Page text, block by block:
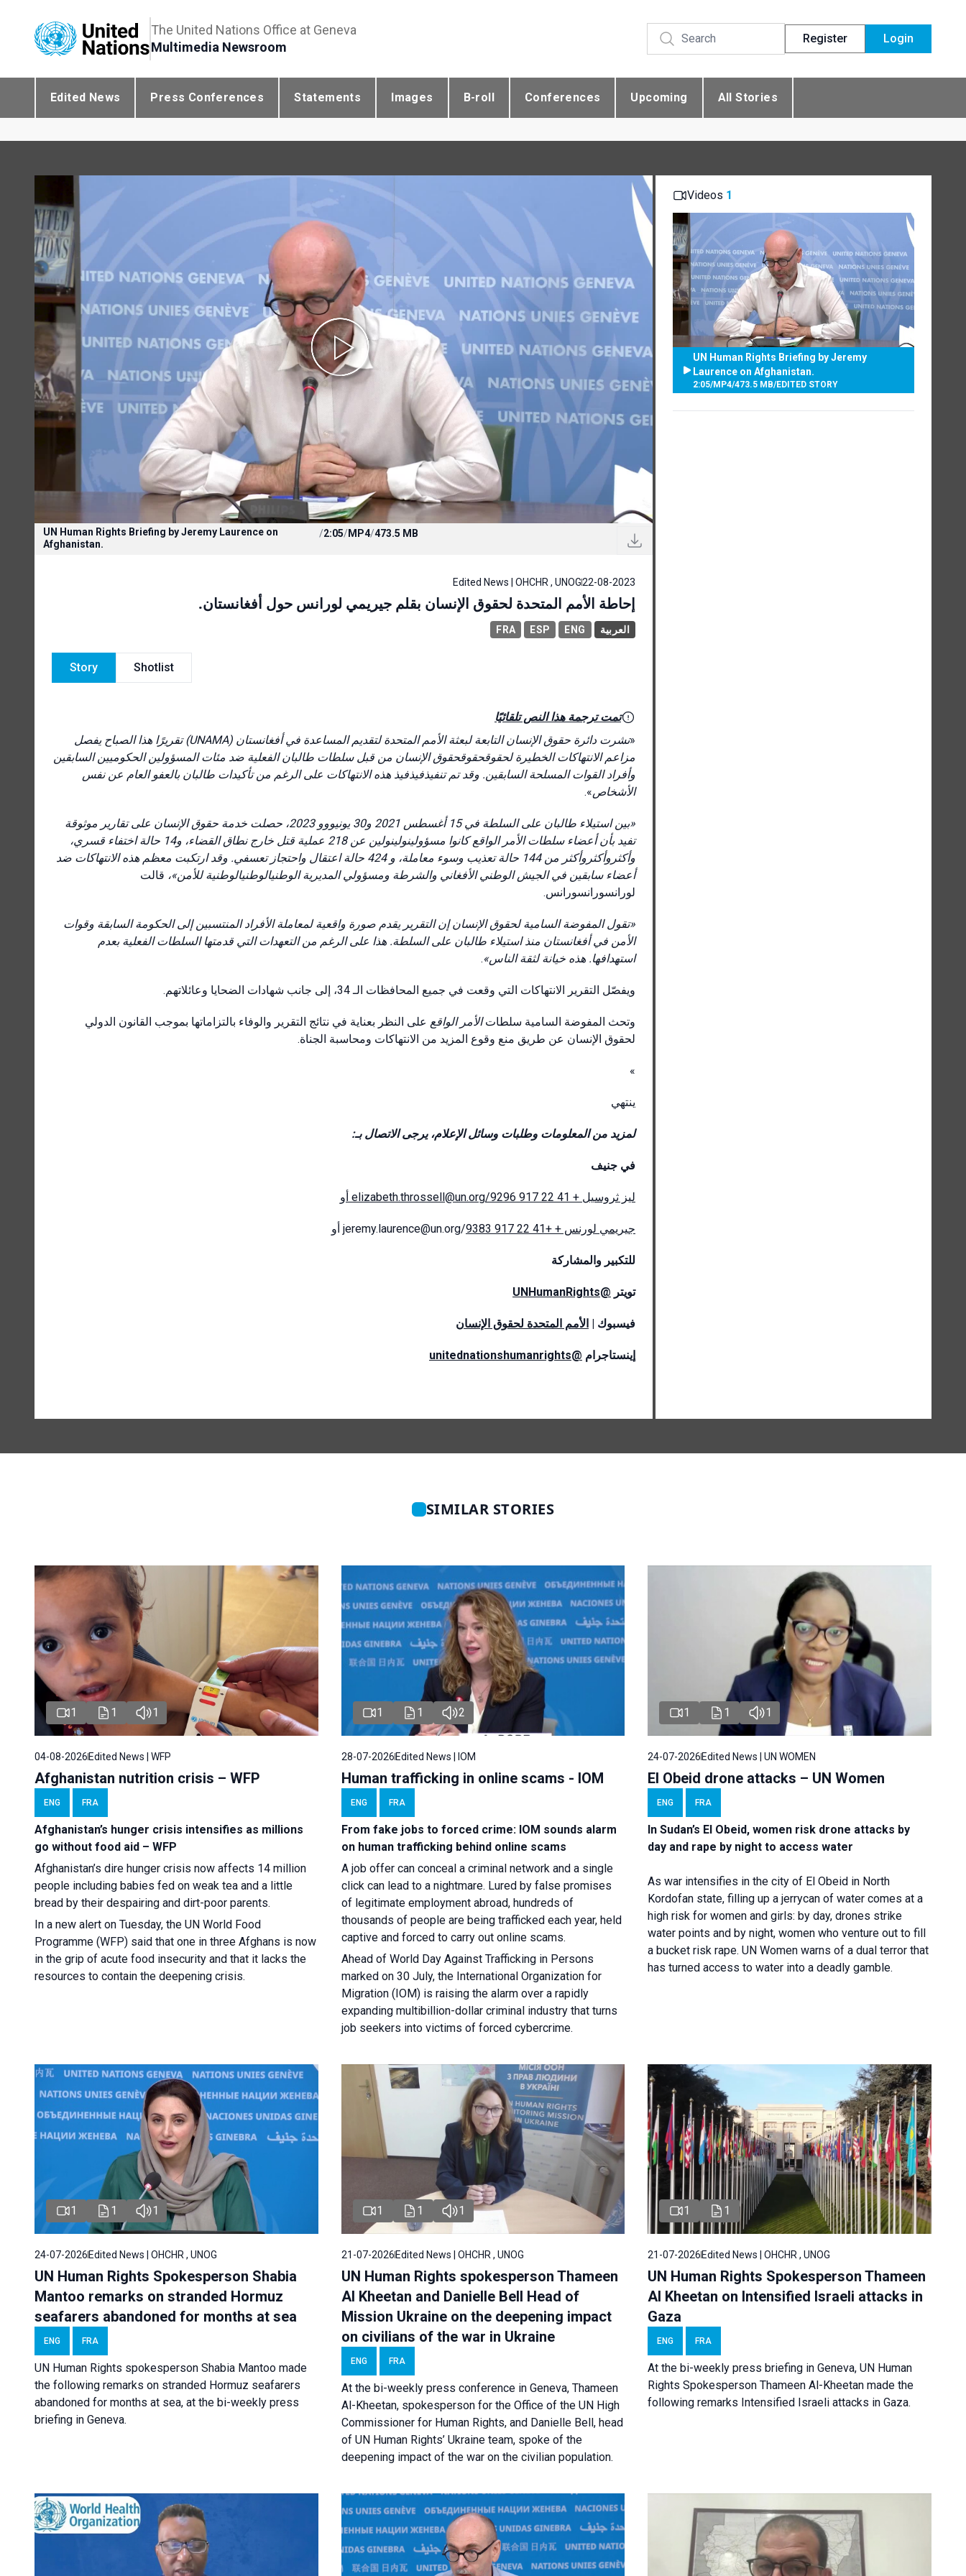
The United Nations Office at Geneva
Multimedia Newsroom
Register Login
Edited News Press Conferences Statements Images B-roll Conferences Upcoming All Stories
UN Human Rights Briefing by Jeremy Laurence on
Afghanistan.
/2:05/MP4/473.5 MB
22-08-2023
Edited News | OHCHR , UNOG
إحاطة الأمم المتحدة لحقوق الإنسان بقلم جيريمي لورانس حول أفغانستان.
العربية ENG
ESP
FRA
Story Shotlist
تمت ترجمة هذا النص تلقائيًا
«
نشرت دائرة حقوق الإنسان التابعة لبعثة الأمم المتحدة لتقديم المساعدة في أفغانستان (UNAMA) تقريرًا هذا الصباح يفصل
مزاعم الانتهاكات الخطيرة لحقوقحقوقحقوق الإنسان من قبل سلطات طالبان الفعلية ضد مئات المسؤولين الحكوميين السابقين
وأفراد القوات المسلحة السابقين. وقد تم تنفيذفيذفيذ هذه الانتهاكات على الرغم من تأكيدات طالبان بالعفو العام عن نفس
الأشخاص».
«بين استيلاء طالبان على السلطة في 15 أغسطس 2021 و30 يونيووو 2023، حصلت خدمة حقوق الإنسان على تقارير موثوقة
تفيد بأن أعضاء سلطات الأمر الواقع كانوا مسؤولينولينولين عن 218 عملية قتل خارج نطاق القضاء، و14 حالة اختفاء قسري،
وأكثروأكثروأكثر من 144 حالة تعذيب وسوء معاملة، و 424 حالة اعتقال واحتجاز تعسفي.
وقد ارتكبت معظم هذه الانتهاكات ضد
أعضاء سابقين في الجيش الوطني الأفغاني والشرطة ومسؤولي المديرية الوطنيالوطنيالوطنية للأمن»، قالت
لورانسورانسورانس.
«تقول المفوضة السامية لحقوق الإنسان إن التقرير يقدم صورة واقعية لمعاملة الأفراد المنتسبين إلى الحكومة السابقة وقوات
الأمن في أفغانستان منذ استيلاء طالبان على السلطة. هذا على الرغم من التعهدات التي قدمتها السلطات الفعلية بعدم
استهدافها. هذه خيانة لثقة الناس».
ويفصّل التقرير الانتهاكات التي وقعت في جميع المحافظات الـ 34، إلى جانب شهادات الضحايا وعائلاتهم.
وتحث المفوضة السامية سلطاتالأمر الواقع على النظر بعناية في نتائج التقرير والوفاء بالتزاماتها بموجب القانون الدولي
لحقوق الإنسان عن طريق منع وقوع المزيد من الانتهاكات ومحاسبة الجناة.
»
ينتهي
لمزيد من المعلومات وطلبات وسائل الإعلام، يرجى الاتصال بـ:
في جنيف
ليز ثروسيل + 41 22 917 9296/elizabeth.throssell@un.org أو
جيريمي لورنس + +41 22 917 9383 /jeremy.laurence@un.org أو
للتكبير والمشاركة
تويتر @UNHumanRights
فيسبوك | الأمم المتحدة لحقوق الإنسان
إينستاجرام @unitednationshumanrights
Videos 1
UN Human Rights Briefing by Jeremy
Laurence on Afghanistan.
2:05/MP4/473.5 MB/EDITED STORY
SIMILAR STORIES
1 1 1
04-08-2026Edited News | WFP
Afghanistan nutrition crisis – WFP
ENG FRA
Afghanistan’s hunger crisis intensifies as millions
go without food aid – WFP
Afghanistan’s dire hunger crisis now affects 14 million
people including babies fed on weak tea and a little
bread by their despairing and dirt-poor parents.
In a new alert on Tuesday, the UN World Food
Programme (WFP) said that one in three Afghans is now
in the grip of acute food insecurity and that it lacks the
resources to contain the deepening crisis.
1 1 2
28-07-2026Edited News | IOM
Human trafficking in online scams - IOM
ENG FRA
From fake jobs to forced crime: IOM sounds alarm
on human trafficking behind online scams
A job offer can conceal a criminal network and a single
click can lead to a nightmare. Lured by false promises
of legitimate employment abroad, hundreds of
thousands of people are being trafficked each year, held
captive and forced to carry out online scams.
Ahead of World Day Against Trafficking in Persons
marked on 30 July, the International Organization for
Migration (IOM) is raising the alarm over a rapidly
expanding multibillion-dollar criminal industry that turns
job seekers into victims of forced cybercrime.
1 1 1
24-07-2026Edited News | UN WOMEN
El Obeid drone attacks – UN Women
ENG FRA
In Sudan’s El Obeid, women risk drone attacks by
day and rape by night to access water
As war intensifies in the city of El Obeid in North
Kordofan state, filling up a jerrycan of water comes at a
high risk for women and girls: by day, drones strike
water points and by night, women who venture out to fill
a bucket risk rape. UN Women warns of a dual terror that
has turned access to water into a deadly gamble.
1 1 1
24-07-2026 Edited News | OHCHR , UNOG
UN Human Rights Spokesperson Shabia
Mantoo remarks on stranded Hormuz
seafarers abandoned for months at sea
ENG FRA
UN Human Rights spokesperson Shabia Mantoo made
the following remarks on stranded Hormuz seafarers
abandoned for months at sea, at the bi-weekly press
briefing in Geneva.
1 1 1
21-07-2026Edited News | OHCHR , UNOG
UN Human Rights spokesperson Thameen
Al Kheetan and Danielle Bell Head of
Mission Ukraine on the deepening impact
on civilians of the war in Ukraine
ENG FRA
At the bi-weekly press conference in Geneva, Thameen
Al-Kheetan, spokesperson for the Office of the UN High
Commissioner for Human Rights, and Danielle Bell, head
of UN Human Rights’ Ukraine team, spoke of the
deepening impact of the war on the civilian population.
1 1
21-07-2026Edited News | OHCHR , UNOG
UN Human Rights Spokesperson Thameen
Al Kheetan on Intensified Israeli attacks in
Gaza
ENG FRA
At the bi-weekly press briefing in Geneva, UN Human
Rights Spokesperson Thameen Al-Kheetan made the
following remarks Intensified Israeli attacks in Gaza.